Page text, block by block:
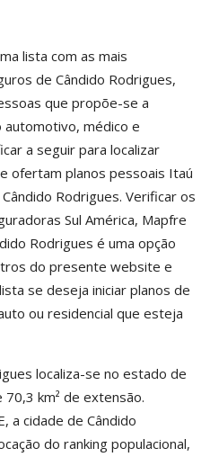
lista com as mais
de Cândido Rodrigues,
que propõe-se a
médico e
a seguir para localizar
ofertam planos pessoais Itaú
Rodrigues. Verificar os
Sul América, Mapfre
Rodrigues é uma opção
do presente website e
se deseja iniciar planos de
ou residencial que esteja
localiza-se no estado de
km² de extensão.
a cidade de Cândido
do ranking populacional,